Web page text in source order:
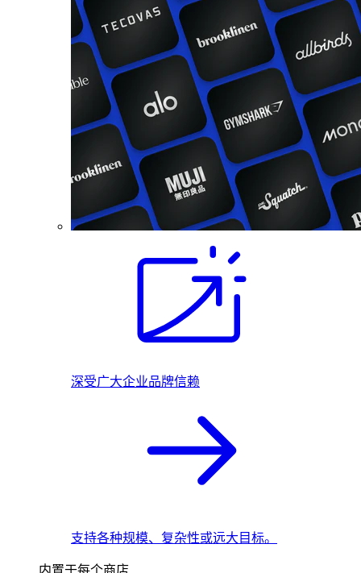
深受广大企业品牌信赖
支持各种规模、复杂性或远大目标。